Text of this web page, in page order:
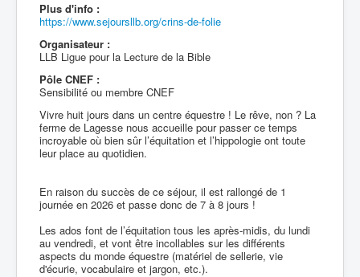
Plus d'info :
https://www.sejoursllb.org/crins-de-folie
Organisateur :
LLB Ligue pour la Lecture de la Bible
Pôle CNEF :
Sensibilité ou membre CNEF
Vivre huit jours dans un centre équestre ! Le rêve, non ? La
ferme de Lagesse nous accueille pour passer ce temps
incroyable où bien sûr l’équitation et l’hippologie ont toute
leur place au quotidien.
En raison du succès de ce séjour, il est rallongé de 1
journée en 2026 et passe donc de 7 à 8 jours !
Les ados font de l’équitation tous les après-midis, du lundi
au vendredi, et vont être incollables sur les différents
aspects du monde équestre (matériel de sellerie, vie
d'écurie, vocabulaire et jargon, etc.).